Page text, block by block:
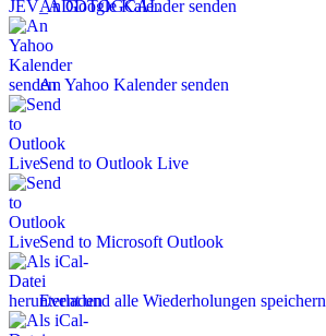
An Google Kalender senden
An Yahoo Kalender senden
Send to Outlook Live
Send to Microsoft Outlook
Event und alle Wiederholungen speichern